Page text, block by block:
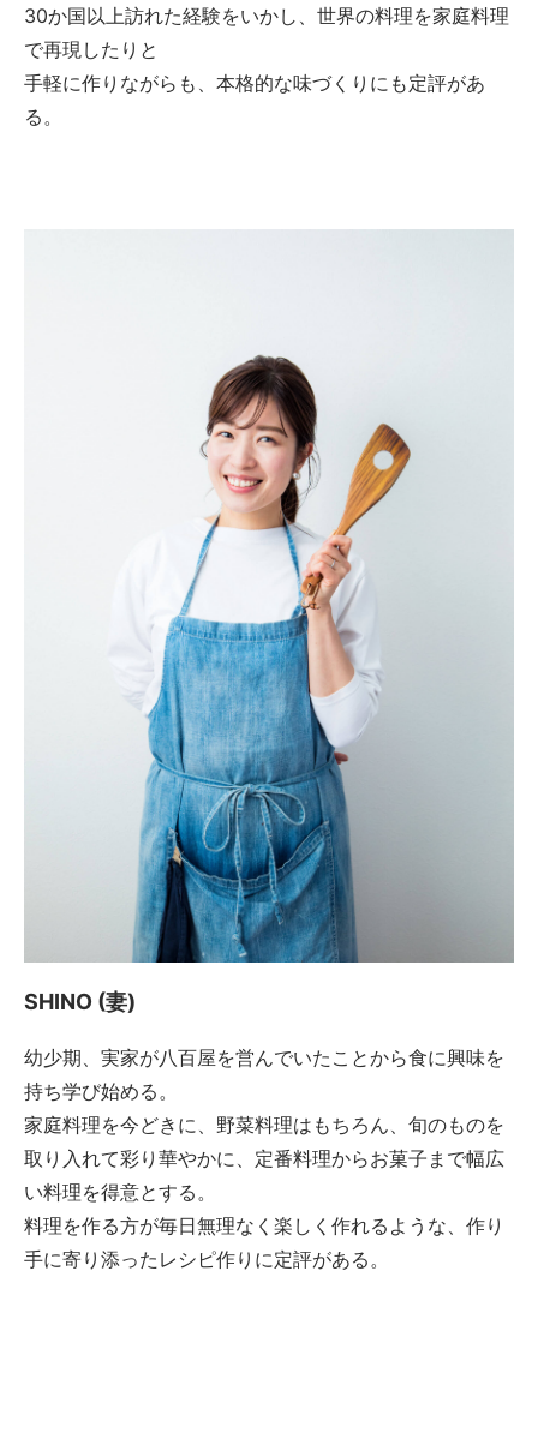
30か国以上訪れた経験をいかし、世界の料理を家庭料理
で再現したりと
手軽に作りながらも、本格的な味づくりにも定評があ
る。
SHINO (妻)
幼少期、実家が八百屋を営んでいたことから食に興味を
持ち学び始める。
家庭料理を今どきに、野菜料理はもちろん、旬のものを
取り入れて彩り華やかに、定番料理からお菓子まで幅広
い料理を得意とする。
料理を作る方が毎日無理なく楽しく作れるような、作り
手に寄り添ったレシピ作りに定評がある。